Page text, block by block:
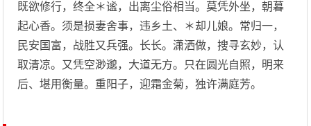
既欲修行，终全＊谧，出离尘俗相当。莫凭外坐，朝暮
起心香。须是损妻舍事，违乡土、＊却儿娘。常归一，
民安国富，战胜又兵强。长长。潇洒做，搜寻玄妙，认
取清凉。又凭空渺邈，大道无方。只在圆光自照，明来
后、堪用衡量。重阳子，迎霜金菊，独许满庭芳。